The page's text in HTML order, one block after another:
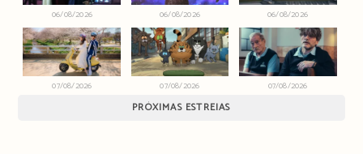
06/08/2026 06/08/2026 06/08/2026
07/08/2026 07/08/2026 07/08/2026
PRÓXIMAS ESTREIAS